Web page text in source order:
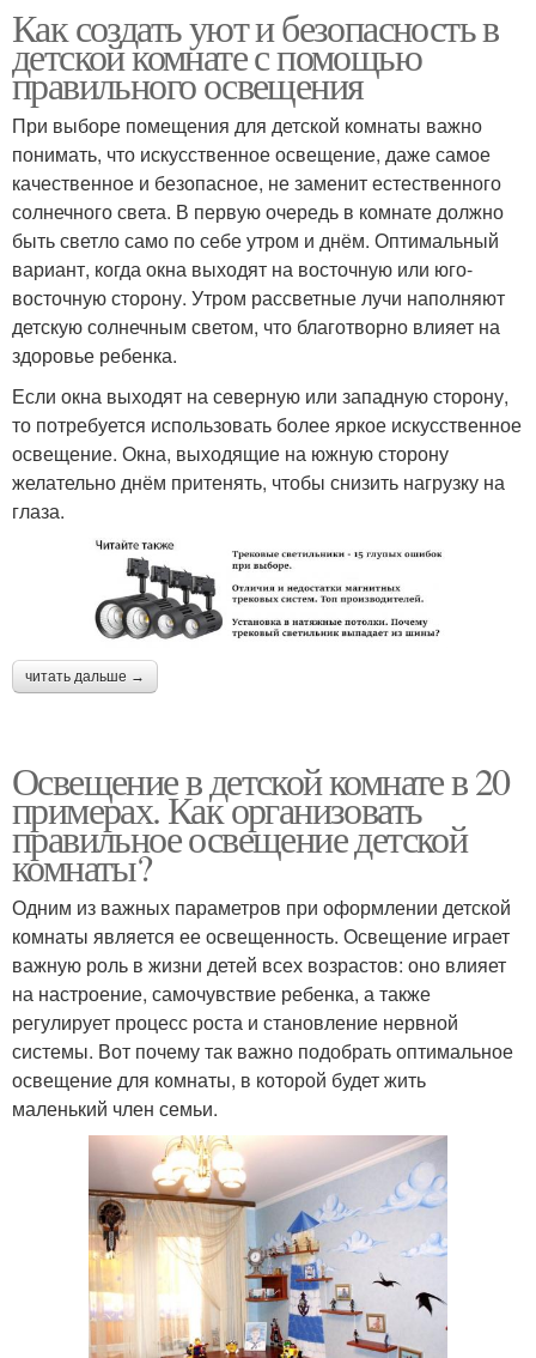
Как создать уют и безопасность в
детской комнате с помощью
правильного освещения
При выборе помещения для детской комнаты важно
понимать, что искусственное освещение, даже самое
качественное и безопасное, не заменит естественного
солнечного света. В первую очередь в комнате должно
быть светло само по себе утром и днём. Оптимальный
вариант, когда окна выходят на восточную или юго-
восточную сторону. Утром рассветные лучи наполняют
детскую солнечным светом, что благотворно влияет на
здоровье ребенка.
Если окна выходят на северную или западную сторону,
то потребуется использовать более яркое искусственное
освещение. Окна, выходящие на южную сторону
желательно днём притенять, чтобы снизить нагрузку на
глаза.
читать дальше →
Освещение в детской комнате в 20
примерах. Как организовать
правильное освещение детской
комнаты?
Одним из важных параметров при оформлении детской
комнаты является ее освещенность. Освещение играет
важную роль в жизни детей всех возрастов: оно влияет
на настроение, самочувствие ребенка, а также
регулирует процесс роста и становление нервной
системы. Вот почему так важно подобрать оптимальное
освещение для комнаты, в которой будет жить
маленький член семьи.